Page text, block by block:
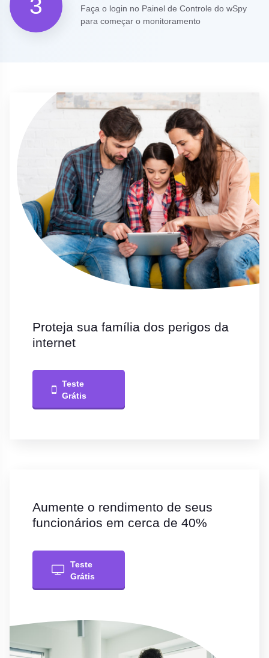
3
Faça o login no Painel de Controle do wSpy
para começar o monitoramento
Proteja sua família dos perigos da
internet
Teste
Grátis
Aumente o rendimento de seus
funcionários em cerca de 40%
Teste
Grátis